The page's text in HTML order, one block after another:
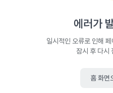
에러가
일시적인 오류로 인해
잠시 후 다시
홈 화면